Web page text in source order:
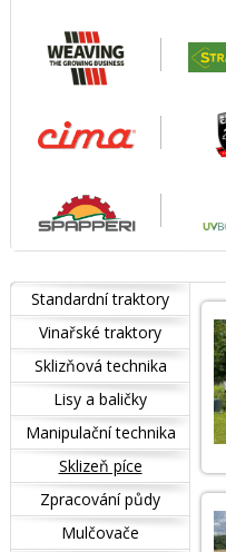
Standardní traktory
Vinařské traktory
Sklizňová technika
Lisy a baličky
Manipulační technika
Sklizeň píce
Zpracování půdy
Mulčovače